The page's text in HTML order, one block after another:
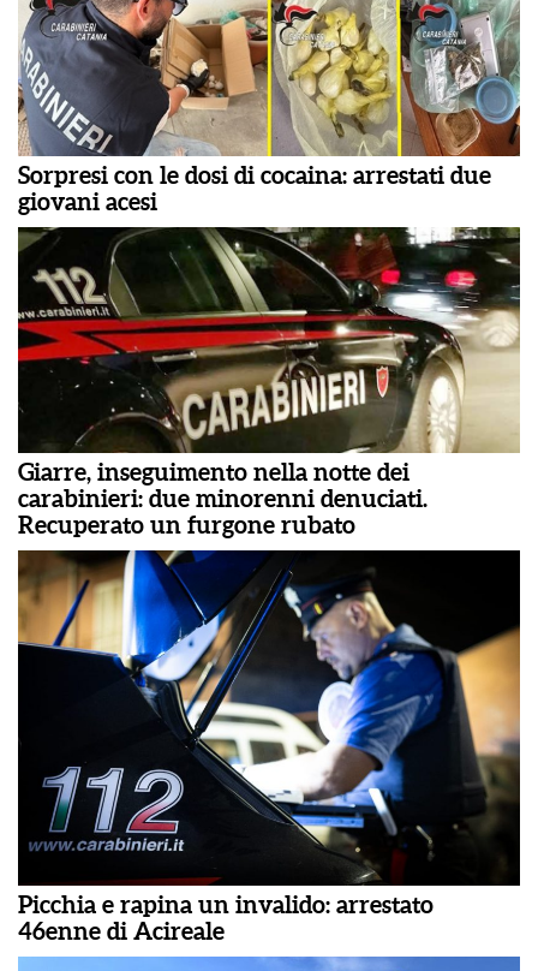
Sorpresi con le dosi di cocaina: arrestati due
giovani acesi
Giarre, inseguimento nella notte dei
carabinieri: due minorenni denuciati.
Recuperato un furgone rubato
Picchia e rapina un invalido: arrestato
46enne di Acireale